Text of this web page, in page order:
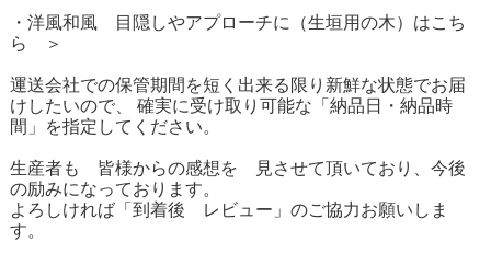
・洋風和風 目隠しやアプローチに（生垣用の木）はこち
ら ＞
運送会社での保管期間を短く出来る限り新鮮な状態でお届
けしたいので、 確実に受け取り可能な「納品日・納品時
間」を指定してください。
生産者も 皆様からの感想を 見させて頂いており、今後
の励みになっております。
よろしければ「到着後 レビュー」のご協力お願いしま
す。